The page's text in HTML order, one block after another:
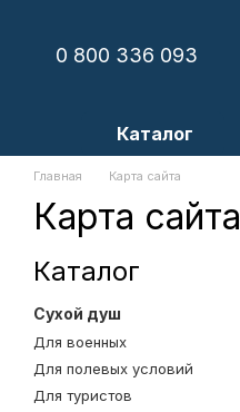
0 800 336 093
Каталог
Главная Карта сайта
Карта сайта
Каталог
Сухой душ
Для военных
Для полевых условий
Для туристов